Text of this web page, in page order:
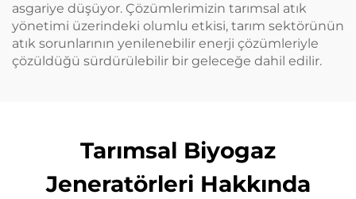
asgariye düşüyor. Çözümlerimizin tarımsal atık
yönetimi üzerindeki olumlu etkisi, tarım sektörünün
atık sorunlarının yenilenebilir enerji çözümleriyle
çözüldüğü sürdürülebilir bir geleceğe dahil edilir.
Tarımsal Biyogaz
Jeneratörleri Hakkında